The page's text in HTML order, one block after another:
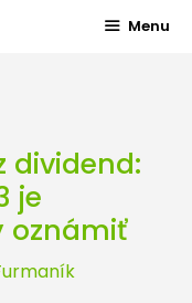
Menu
dividend:
je
oznámiť